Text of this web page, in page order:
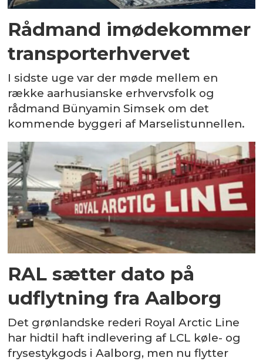
Rådmand imødekommer
transporterhvervet
I sidste uge var der møde mellem en
række aarhusianske erhvervsfolk og
rådmand Bünyamin Simsek om det
kommende byggeri af Marselistunnellen.
RAL sætter dato på
udflytning fra Aalborg
Det grønlandske rederi Royal Arctic Line
har hidtil haft indlevering af LCL køle- og
frysestykgods i Aalborg, men nu flytter